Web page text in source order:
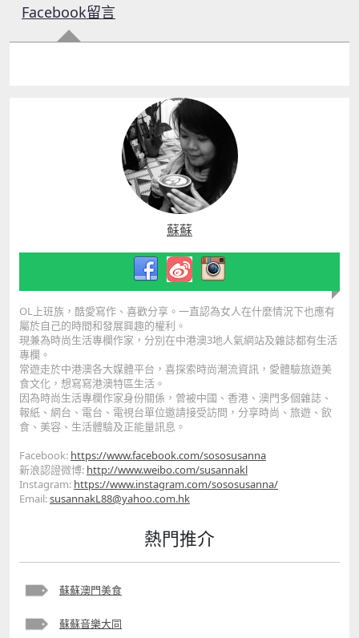
Facebook留言
蘇蘇
OL上班族，酷愛寫作、喜歡分享。一直認為女人在什麼情況下也應有
屬於自己的時間和發展興趣的權利。
現兼為時尚生活專欄作家，分別在中港澳3地人氣網站及雜誌都有生活
專欄。
常遊走於中港澳各大媒體平台，喜探索時尚潮流資訊，愛體驗旅遊美
食文化，想寫寫港澳特區生活。
因為時尚生活專欄作家身份關係，曾被中國、香港、澳門多個雜誌、
報紙、網台、電台、電視台單位邀請接受訪問，分享時尚、旅遊、 飲
食、美容、生活體驗及正能量訊息。
Facebook: https://www.facebook.com/sososusanna
新浪認證微博: http://www.weibo.com/susannakl
Instagram: https://www.instagram.com/sososusanna/
Email:susannakL88@yahoo.com.hk
熱門推介
蘇蘇澳門美食
蘇蘇音樂大同